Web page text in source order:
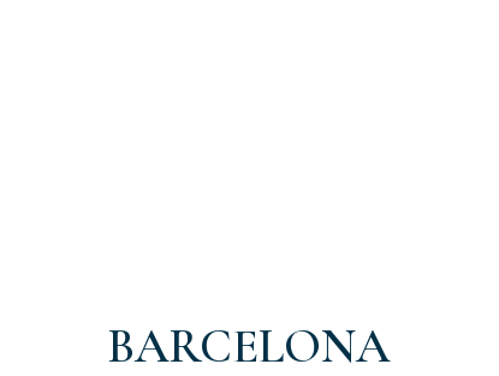
BARCELONA